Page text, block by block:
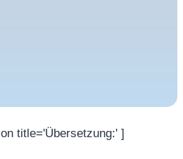
title='Übersetzung:' ]